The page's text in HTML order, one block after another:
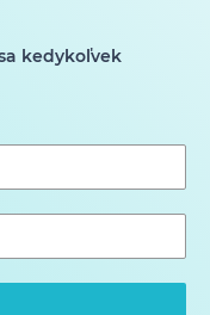
kedykoľvek